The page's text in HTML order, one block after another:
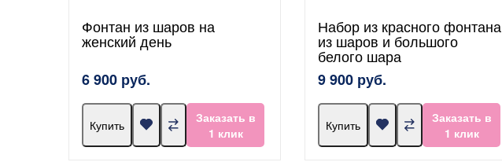
Фонтан из шаров на
женский день
6 900 руб.
Купить
Заказать в
1 клик
Набор из красного фонтана
из шаров и большого
белого шара
9 900 руб.
Купить
Заказать в
1 клик